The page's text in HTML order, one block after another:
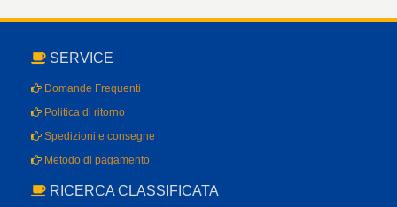
SERVICE
Domande Frequenti
Politica di ritorno
Spedizioni e consegne
Metodo di pagamento
RICERCA CLASSIFICATA